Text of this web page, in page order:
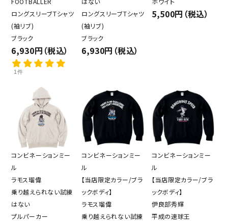
ロングスリーブTシャツ
(袖リブ)
ブラック
6,930円（税込）
1件
ロングスリーブTシャツ
(袖リブ)
ブラック
6,930円（税込）
5,500円（税込）
コンビネーションミー
ル
ラモス瑠偉
乗り越えられない試練
はない
プルパーカー
コンビネーションミー
ル
【当店限定カラー/ブラ
ックボディ】
ラモス瑠偉
乗り越えられない試練
コンビネーションミー
ル
【当店限定カラー/ブラ
ックボディ】
伊良部秀輝
平成の速球王